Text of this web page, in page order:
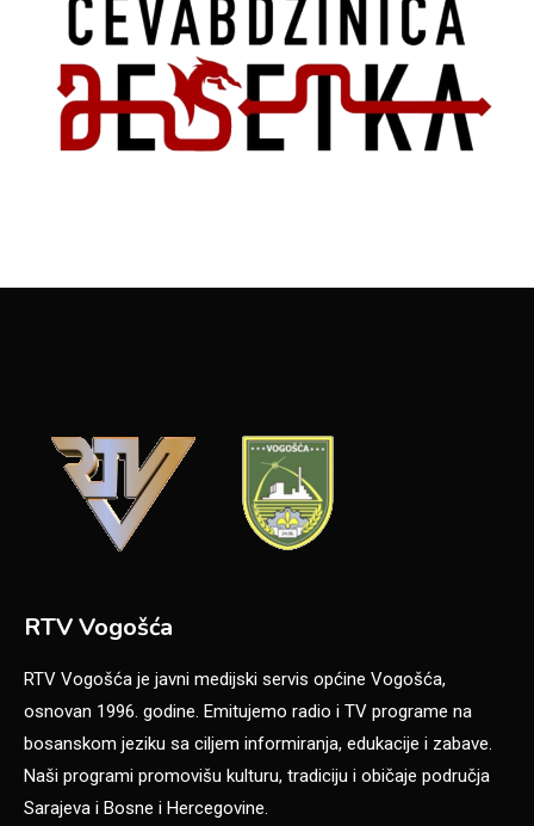
RTV Vogošća
RTV Vogošća je javni medijski servis općine Vogošća,
osnovan 1996. godine. Emitujemo radio i TV programe na
bosanskom jeziku sa ciljem informiranja, edukacije i zabave.
Naši programi promovišu kulturu, tradiciju i običaje područja
Sarajeva i Bosne i Hercegovine.